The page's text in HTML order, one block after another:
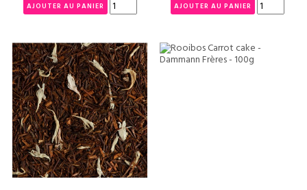
AJOUTER AU PANIER AJOUTER AU PANIER